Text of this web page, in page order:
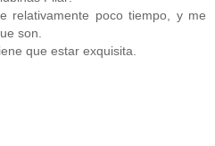
relativamente poco tiempo, y me
son.
que estar exquisita.